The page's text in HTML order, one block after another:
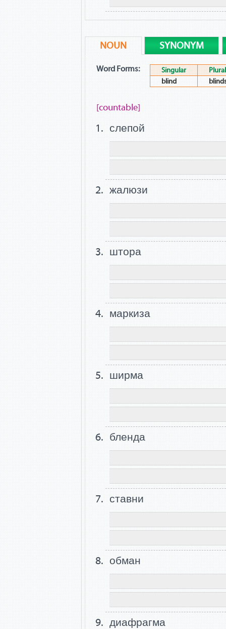
NOUN SYNONYM
Word Forms: Singular
Plural
blind
[countable]
слепой
жалюзи
штора
маркиза
ширма
бленда
ставни
обман
диафрагма